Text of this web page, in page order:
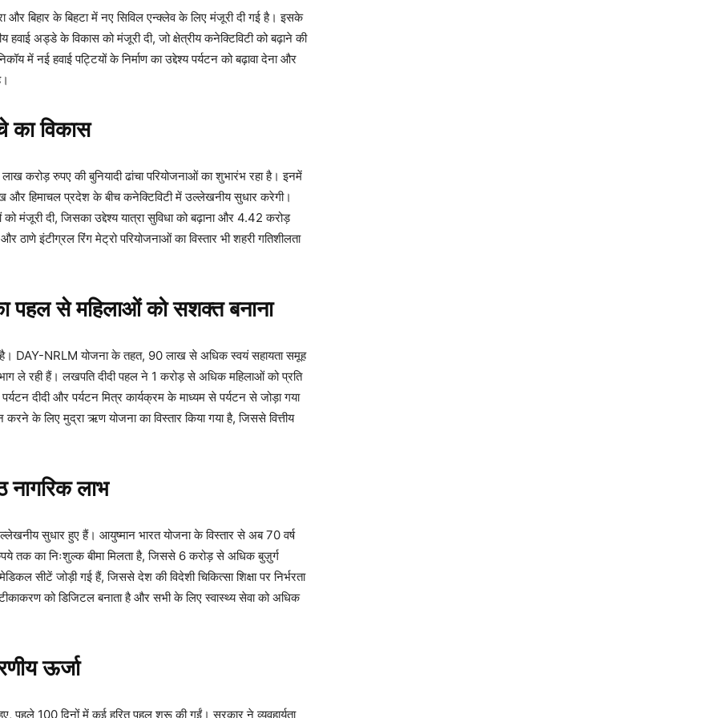
और बिहार के बिहटा में नए सिविल एन्क्लेव के लिए मंजूरी दी गई है। इसके
हवाई अड्डे के विकास को मंजूरी दी, जो क्षेत्रीय कनेक्टिविटी को बढ़ाने की
में नई हवाई पट्टियों के निर्माण का उद्देश्य पर्यटन को बढ़ावा देना और
का विकास
करोड़ रुपए की बुनियादी ढांचा परियोजनाओं का शुभारंभ रहा है। इनमें
हिमाचल प्रदेश के बीच कनेक्टिविटी में उल्लेखनीय सुधार करेगी।
दी, जिसका उद्देश्य यात्रा सुविधा को बढ़ाना और 4.42 करोड़
ठाणे इंटीग्रल रिंग मेट्रो परियोजनाओं का विस्तार भी शहरी गतिशीलता
पहल से महिलाओं को सशक्त बनाना
है। DAY-NRLM योजना के तहत, 90 लाख से अधिक स्वयं सहायता समूह
ले रही हैं। लखपति दीदी पहल ने 1 करोड़ से अधिक महिलाओं को प्रति
दीदी और पर्यटन मित्र कार्यक्रम के माध्यम से पर्यटन से जोड़ा गया
के लिए मुद्रा ऋण योजना का विस्तार किया गया है, जिससे वित्तीय
नागरिक लाभ
सुधार हुए हैं। आयुष्मान भारत योजना के विस्तार से अब 70 वर्ष
तक का निःशुल्क बीमा मिलता है, जिससे 6 करोड़ से अधिक बुज़ुर्ग
सीटें जोड़ी गई हैं, जिससे देश की विदेशी चिकित्सा शिक्षा पर निर्भरता
को डिजिटल बनाता है और सभी के लिए स्वास्थ्य सेवा को अधिक
ऊर्जा
पहले 100 दिनों में कई हरित पहल शुरू की गईं। सरकार ने व्यवहार्यता